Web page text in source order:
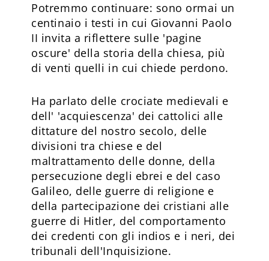
Potremmo continuare: sono ormai un
centinaio i testi in cui Giovanni Paolo
II invita a riflettere sulle 'pagine
oscure' della storia della chiesa, più
di venti quelli in cui chiede perdono.
Ha parlato delle crociate medievali e
dell' 'acquiescenza' dei cattolici alle
dittature del nostro secolo, delle
divisioni tra chiese e del
maltrattamento delle donne, della
persecuzione degli ebrei e del caso
Galileo, delle guerre di religione e
della partecipazione dei cristiani alle
guerre di Hitler, del comportamento
dei credenti con gli indios e i neri, dei
tribunali dell'Inquisizione.